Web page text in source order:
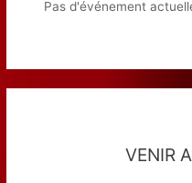
Pas d'événement
VENIR